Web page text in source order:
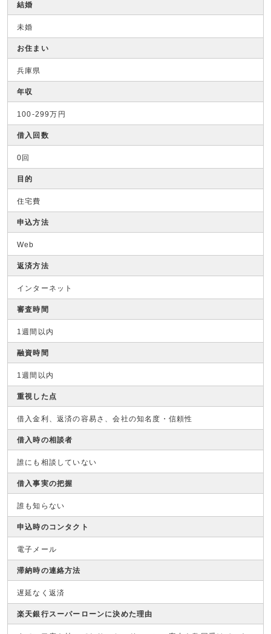
結婚
未婚
お住まい
兵庫県
年収
100-299万円
借入回数
0回
目的
住宅費
申込方法
Web
返済方法
インターネット
審査時間
1週間以内
融資時間
1週間以内
重視した点
借入金利、返済の容易さ、会社の知名度・信頼性
借入時の相談者
誰にも相談していない
借入事実の把握
誰も知らない
申込時のコンタクト
電子メール
滞納時の連絡方法
遅延なく返済
楽天銀行スーパーローンに決めた理由